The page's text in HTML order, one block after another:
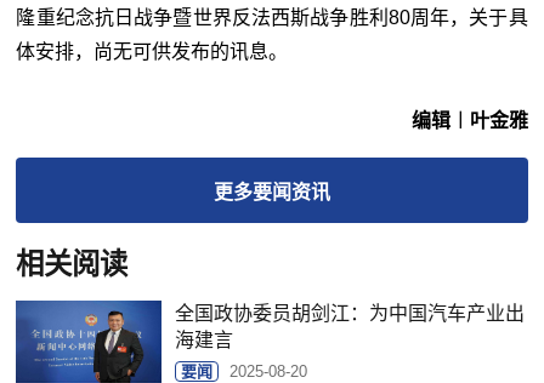
隆重纪念抗日战争暨世界反法西斯战争胜利80周年，关于具
体安排，尚无可供发布的讯息。
编辑︱叶金雅
更多要闻资讯
相关阅读
全国政协委员胡剑江：为中国汽车产业出
海建言
要闻 2025-08-20